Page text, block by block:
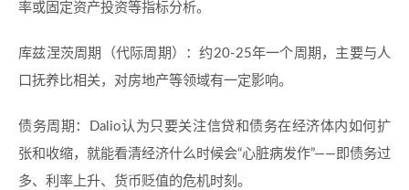
率或固定资产投资等指标分析。
库兹涅茨周期（代际周期）：约20-25年一个周期，主要与人
口抚养比相关，对房地产等领域有一定影响。
债务周期：Dalio认为只要关注信贷和债务在经济体内如何扩
张和收缩，就能看清经济什么时候会“心脏病发作”——即债务过
多、利率上升、货币贬值的危机时刻。